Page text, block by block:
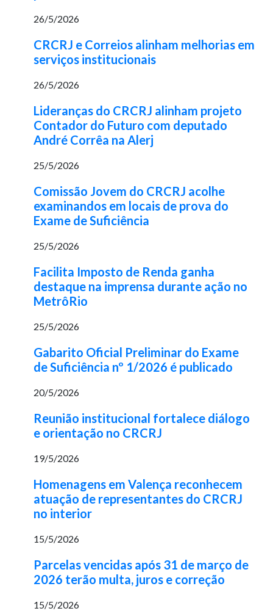
26/5/2026
CRCRJ e Correios alinham melhorias em
serviços institucionais
26/5/2026
Lideranças do CRCRJ alinham projeto
Contador do Futuro com deputado
André Corrêa na Alerj
25/5/2026
Comissão Jovem do CRCRJ acolhe
examinandos em locais de prova do
Exame de Suficiência
25/5/2026
Facilita Imposto de Renda ganha
destaque na imprensa durante ação no
MetrôRio
25/5/2026
Gabarito Oficial Preliminar do Exame
de Suficiência nº 1/2026 é publicado
20/5/2026
Reunião institucional fortalece diálogo
e orientação no CRCRJ
19/5/2026
Homenagens em Valença reconhecem
atuação de representantes do CRCRJ
no interior
15/5/2026
Parcelas vencidas após 31 de março de
2026 terão multa, juros e correção
15/5/2026